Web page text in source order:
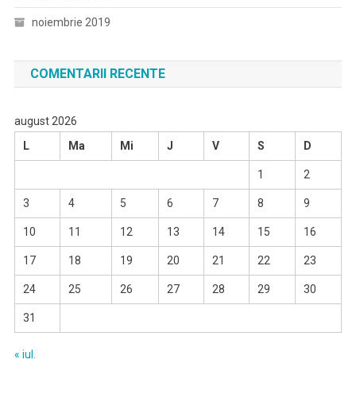
noiembrie 2019
COMENTARII RECENTE
august 2026
L
Ma Mi J V S D
1 2
3 4 5 6 7 8 9
10 11 12 13 14 15 16
17 18 19 20 21 22 23
24 25 26 27 28 29 30
31
« iul.